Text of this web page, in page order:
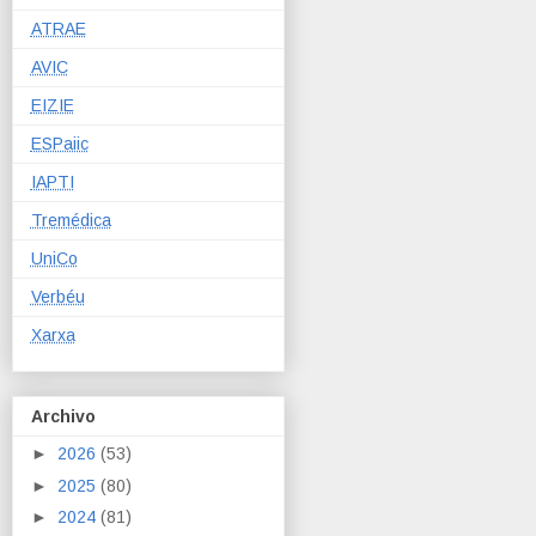
ATRAE
AVIC
EIZIE
ESPaiic
IAPTI
Tremédica
UniCo
Verbéu
Xarxa
Archivo
► 2026 (53)
► 2025 (80)
► 2024 (81)